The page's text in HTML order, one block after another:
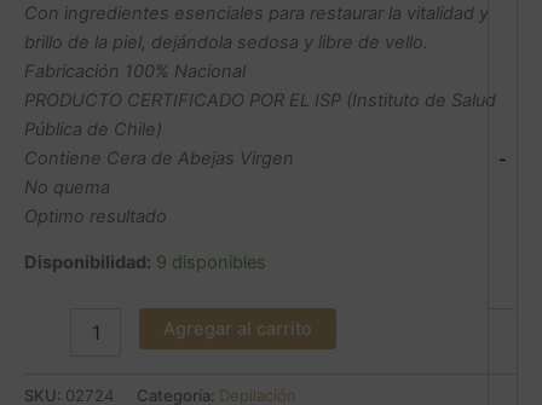
Con ingredientes esenciales para restaurar la vitalidad y
brillo de la piel, dejándola sedosa y libre de vello.
Fabricación 100% Nacional
PRODUCTO CERTIFICADO POR EL ISP (Instituto de Salud
Pública de Chile)
Contiene Cera de Abejas Virgen
No quema
Optimo resultado
Disponibilidad: 9 disponibles
-
Agregar al carrito
SKU: 02724 Categoría: Depilación